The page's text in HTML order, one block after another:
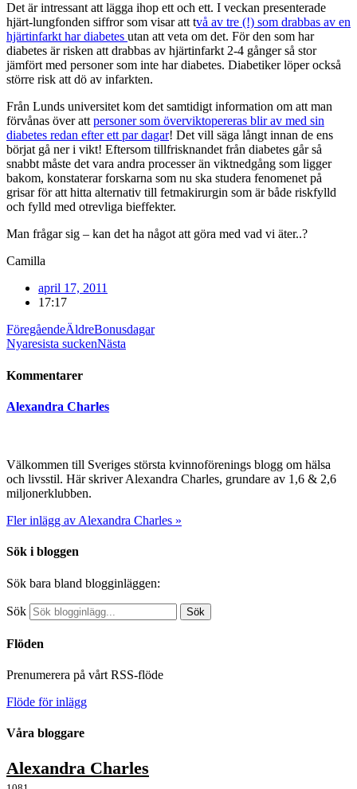
Det är intressant att lägga ihop ett och ett. I veckan presenterade
hjärt-lungfonden siffror som visar att två av tre (!) som drabbas av en
hjärtinfarkt har diabetes utan att veta om det. För den som har
diabetes är risken att drabbas av hjärtinfarkt 2-4 gånger så stor
jämfört med personer som inte har diabetes. Diabetiker löper också
större risk att dö av infarkten.
Från Lunds universitet kom det samtidigt information om att man
förvånas över att personer som överviktopereras blir av med sin
diabetes redan efter ett par dagar! Det vill säga långt innan de ens
börjat gå ner i vikt! Eftersom tillfrisknandet från diabetes går så
snabbt måste det vara andra processer än viktnedgång som ligger
bakom, konstaterar forskarna som nu ska studera fenomenet på
grisar för att hitta alternativ till fetmakirurgin som är både riskfylld
och fylld med otrevliga bieffekter.
Man frågar sig – kan det ha något att göra med vad vi äter..?
Camilla
april 17, 2011
17:17
FöregåendeÄldreBonusdagar
Nyaresista suckenNästa
Kommentarer
Alexandra Charles
Välkommen till Sveriges största kvinnoförenings blogg om hälsa
och livsstil. Här skriver Alexandra Charles, grundare av 1,6 & 2,6
miljonerklubben.
Fler inlägg av Alexandra Charles »
Sök i bloggen
Sök bara bland blogginläggen:
Sök Sök
Flöden
Prenumerera på vårt RSS-flöde
Flöde för inlägg
Våra bloggare
Alexandra Charles